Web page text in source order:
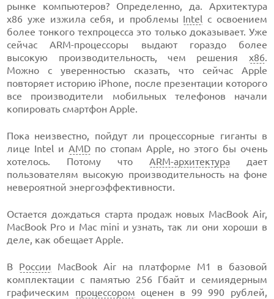
рынке компьютеров? Определенно, да. Архитектура
х86 уже изжила себя, и проблемы Intel с освоением
более тонкого техпроцесса это только доказывает. Уже
сейчас ARM-процессоры выдают гораздо более
высокую производительность, чем решения х86.
Можно с уверенностью сказать, что сейчас Apple
повторяет историю iPhone, после презентации которого
все производители мобильных телефонов начали
копировать смартфон Apple.
Пока неизвестно, пойдут ли процессорные гиганты в
лице Intel иAMD по стопам Apple, но этого бы очень
хотелось. Потому что ARM-архитектурадает
пользователям высокую производительность на фоне
невероятной энергоэффективности.
Остается дождаться старта продаж новых MacBook Air,
MacBook Pro и Mac mini и узнать, так ли они хороши в
деле, как обещает Apple.
В России MacBook Air на платформе M1 в базовой
комплектации с памятью 256 Гбайт и семиядерным
графическим процессором оценен в 99 990 рублей,